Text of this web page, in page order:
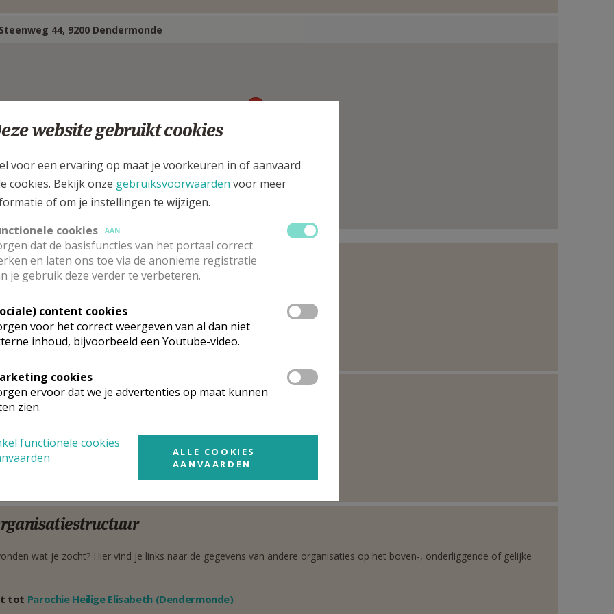
44, 9200 Dendermonde
44
Dendermonde
32 497 262 535
14
Dendermonde
Google Maps
wat je zocht? Hier vind je links naar de gegevens van andere organisaties op het boven-, onderliggende of gelijke
tot Parochie Heilige Elisabeth (Dendermonde)
website gebruikt cookies
voor een ervaring op maat je voorkeuren in of aanvaard
cookies. Bekijk onze gebruiksvoorwaarden voor meer
of om je instellingen te wijzigen.
cookies
AAN
dat de basisfuncties van het portaal correct
en laten ons toe via de anonieme registratie
je gebruik deze verder te verbeteren.
content cookies
voor het correct weergeven van al dan niet
inhoud, bijvoorbeeld een Youtube-video.
cookies
ervoor dat we je advertenties op maat kunnen
zien.
functionele cookies
ALLE COOKIES
AANVAARDEN